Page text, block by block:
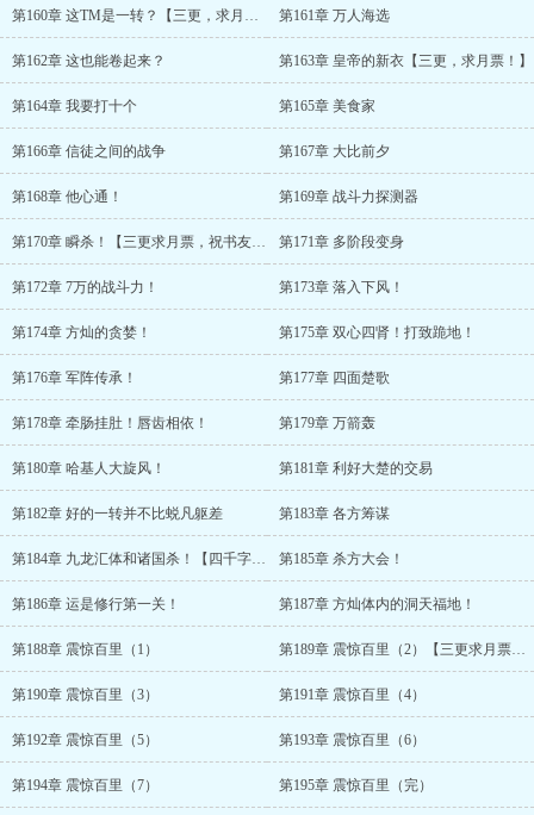
第160章 这TM是一转？【三更，求月票】 第161章 万人海选
第162章 这也能卷起来？ 第163章 皇帝的新衣【三更，求月票！】
第164章 我要打十个 第165章 美食家
第166章 信徒之间的战争 第167章 大比前夕
第168章 他心通！ 第169章 战斗力探测器
第170章 瞬杀！【三更求月票，祝书友们元宵节快乐！】 第171章 多阶段变身
第172章 7万的战斗力！ 第173章 落入下风！
第174章 方灿的贪婪！ 第175章 双心四肾！打致跪地！
第176章 军阵传承！ 第177章 四面楚歌
第178章 牵肠挂肚！唇齿相依！ 第179章 万箭轰
第180章 哈基人大旋风！ 第181章 利好大楚的交易
第182章 好的一转并不比蜕凡躯差 第183章 各方筹谋
第184章 九龙汇体和诸国杀！【四千字大章，求月票！】 第185章 杀方大会！
第186章 运是修行第一关！ 第187章 方灿体内的洞天福地！
第188章 震惊百里（1） 第189章 震惊百里（2）【三更求月票！】
第190章 震惊百里（3） 第191章 震惊百里（4）
第192章 震惊百里（5） 第193章 震惊百里（6）
第194章 震惊百里（7） 第195章 震惊百里（完）